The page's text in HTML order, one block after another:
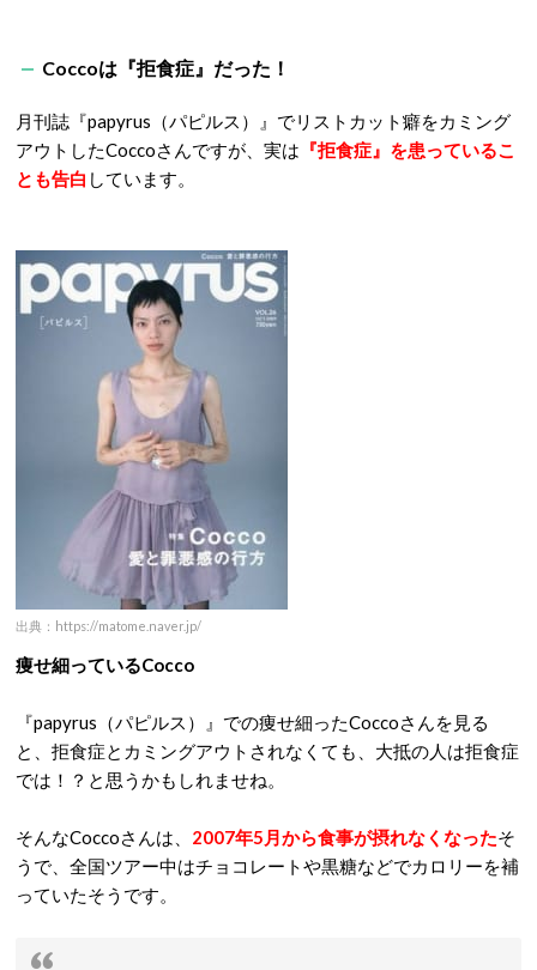
Coccoは『拒食症』だった！
月刊誌『papyrus（パピルス）』でリストカット癖をカミング
アウトしたCoccoさんですが、実は 『拒食症』を患っているこ
とも告白 しています。
出典：https://matome.naver.jp/
痩せ細っているCocco
『papyrus（パピルス）』での痩せ細ったCoccoさんを見る
と、拒食症とカミングアウトされなくても、大抵の人は拒食症
では！？と思うかもしれませね。
そんなCoccoさんは、 2007年5月から食事が摂れなくなったそ
うで、全国ツアー中はチョコレートや黒糖などでカロリーを補
っていたそうです。